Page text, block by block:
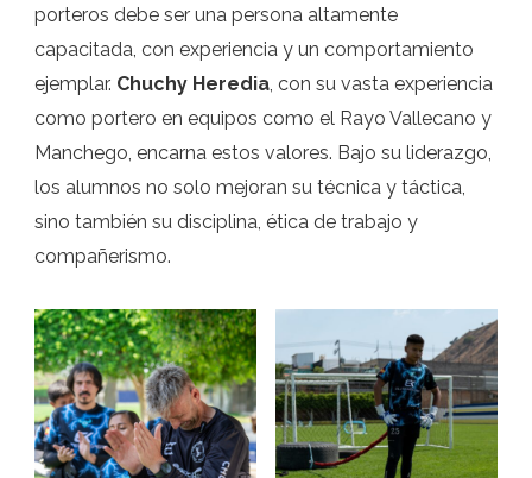
porteros debe ser una persona altamente
capacitada, con experiencia y un comportamiento
ejemplar. Chuchy Heredia , con su vasta experiencia
como portero en equipos como el Rayo Vallecano y
Manchego, encarna estos valores. Bajo su liderazgo,
los alumnos no solo mejoran su técnica y táctica,
sino también su disciplina, ética de trabajo y
compañerismo.